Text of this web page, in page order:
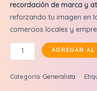
recordación de marca y
reforzando tu imagen en
comercios locales y
Servicio
de
Horas
AGREGAR
Categoría: Generalista